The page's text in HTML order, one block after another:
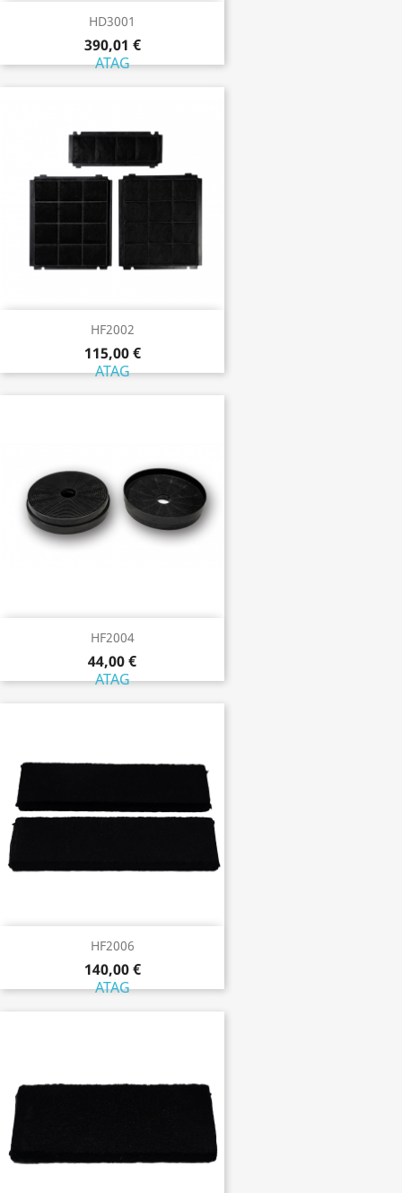
HD3001
390,01 €
ATAG
HF2002
115,00 €
ATAG
HF2004
44,00 €
ATAG
HF2006
140,00 €
ATAG